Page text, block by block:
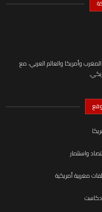
وأمريكا والعالم العربي، مع
واستثمار
مغربية أمريكية